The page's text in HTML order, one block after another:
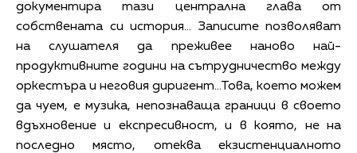
документира тази централна глава от
собствената си история… Записите позволяват
на слушателя да преживее наново най-
продуктивните години на сътрудничество между
оркестъра и неговия диригент…Това, което можем
да чуем, е музика, непознаваща граници в своето
вдъхновение и експресивност, и в която, не на
последно място, отеква екзистенциалното